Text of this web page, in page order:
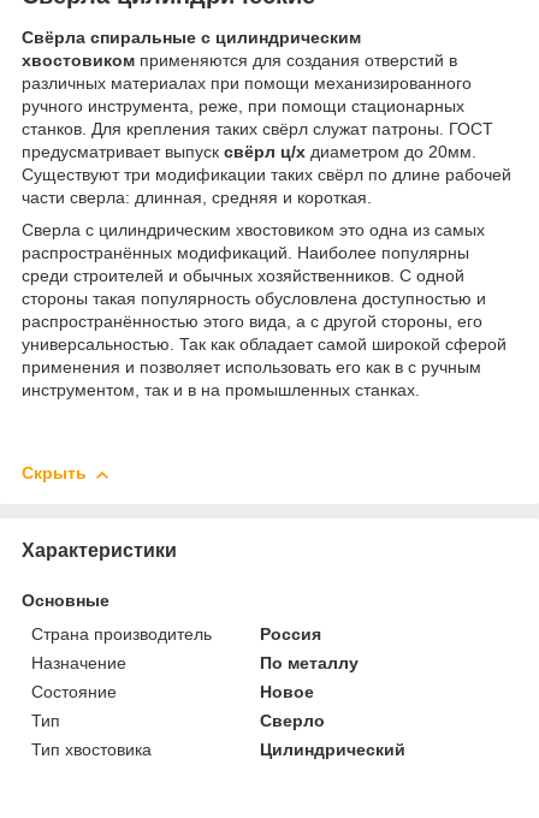
Свёрла спиральные с цилиндрическим
хвостовиком применяются для создания отверстий в
различных материалах при помощи механизированного
ручного инструмента, реже, при помощи стационарных
станков. Для крепления таких свёрл служат патроны. ГОСТ
предусматривает выпуск свёрл ц/х диаметром до 20мм.
Существуют три модификации таких свёрл по длине рабочей
части сверла: длинная, средняя и короткая.
Сверла с цилиндрическим хвостовиком это одна из самых
распространённых модификаций. Наиболее популярны
среди строителей и обычных хозяйственников. С одной
стороны такая популярность обусловлена доступностью и
распространённостью этого вида, а с другой стороны, его
универсальностью. Так как обладает самой широкой сферой
применения и позволяет использовать его как в с ручным
инструментом, так и в на промышленных станках.
Скрыть
Характеристики
Основные
Страна производитель
Россия
Назначение
По металлу
Состояние
Новое
Тип
Сверло
Тип хвостовика
Цилиндрический